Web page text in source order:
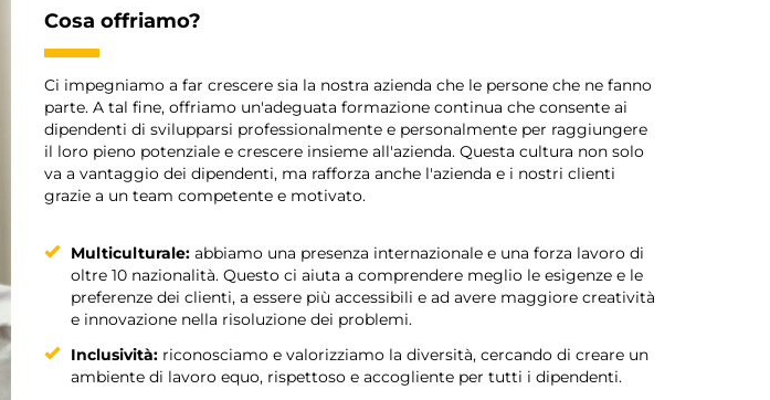
Cosa offriamo?
Ci impegniamo a far crescere sia la nostra azienda che le persone che ne fanno
parte. A tal fine, offriamo un'adeguata formazione continua che consente ai
dipendenti di svilupparsi professionalmente e personalmente per raggiungere
il loro pieno potenziale e crescere insieme all'azienda. Questa cultura non solo
va a vantaggio dei dipendenti, ma rafforza anche l'azienda e i nostri clienti
grazie a un team competente e motivato.
Multiculturale: abbiamo una presenza internazionale e una forza lavoro di
oltre 10 nazionalità. Questo ci aiuta a comprendere meglio le esigenze e le
preferenze dei clienti, a essere più accessibili e ad avere maggiore creatività
e innovazione nella risoluzione dei problemi.
Inclusività: riconosciamo e valorizziamo la diversità, cercando di creare un
ambiente di lavoro equo, rispettoso e accogliente per tutti i dipendenti.